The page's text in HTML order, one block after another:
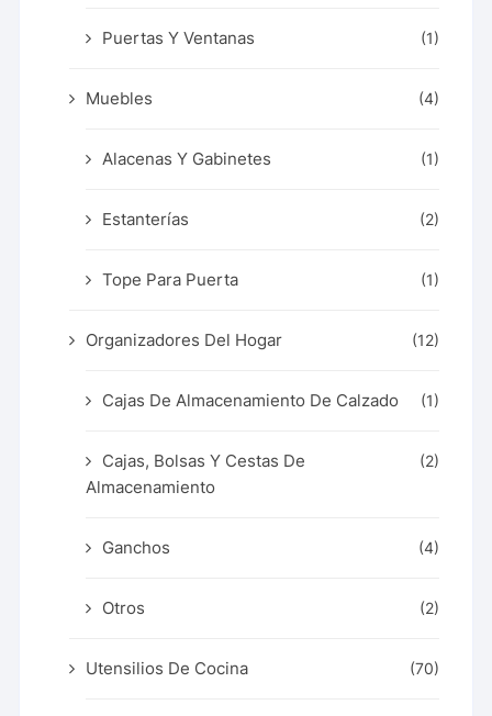
Puertas Y Ventanas (1)
Muebles (4)
Alacenas Y Gabinetes (1)
Estanterías (2)
Tope Para Puerta (1)
Organizadores Del Hogar (12)
Cajas De Almacenamiento De Calzado (1)
Cajas, Bolsas Y Cestas De
Almacenamiento
(2)
Ganchos (4)
Otros (2)
Utensilios De Cocina (70)